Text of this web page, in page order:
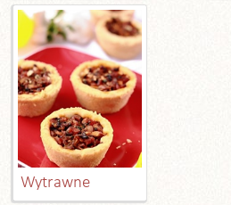
Wytrawne